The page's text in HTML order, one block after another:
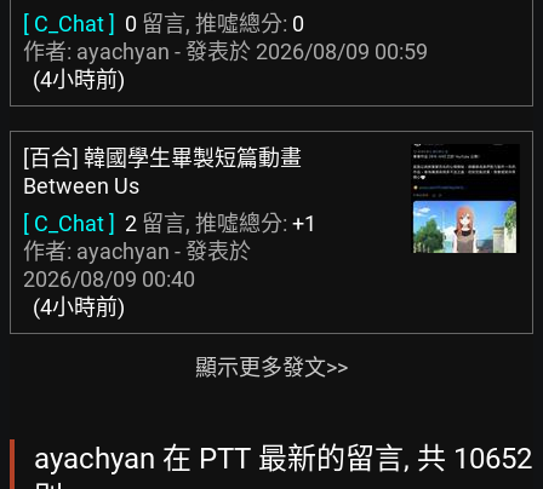
[ C_Chat ] 0 留言, 推噓總分: 0
作者: ayachyan - 發表於 2026/08/09 00:59
(4小時前)
[百合] 韓國學生畢製短篇動畫
Between Us
[ C_Chat ] 2 留言, 推噓總分: +1
作者: ayachyan - 發表於
2026/08/09 00:40
(4小時前)
顯示更多發文>>
ayachyan 在 PTT 最新的留言, 共 10652